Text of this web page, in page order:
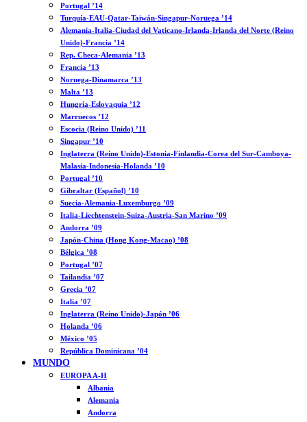
Portugal ’14
Turquía-EAU-Qatar-Taiwán-Singapur-Noruega ’14
Alemania-Italia-Ciudad del Vaticano-Irlanda-Irlanda del Norte (Reino
Unido)-Francia ’14
Rep. Checa-Alemania ’13
Francia ’13
Noruega-Dinamarca ’13
Malta ’13
Hungría-Eslovaquia ’12
Marruecos ’12
Escocia (Reino Unido) ’11
Singapur ’10
Inglaterra (Reino Unido)-Estonia-Finlandia-Corea del Sur-Camboya-
Malasia-Indonesia-Holanda ’10
Portugal ’10
Gibraltar (Español) ’10
Suecia-Alemania-Luxemburgo ’09
Italia-Liechtenstein-Suiza-Austria-San Marino ’09
Andorra ’09
Japón-China (Hong Kong-Macao) ’08
Bélgica ’08
Portugal ’07
Tailandia ’07
Grecia ’07
Italia ’07
Inglaterra (Reino Unido)-Japón ’06
Holanda ’06
México ’05
República Dominicana ’04
MUNDO
EUROPA A-H
Albania
Alemania
Andorra